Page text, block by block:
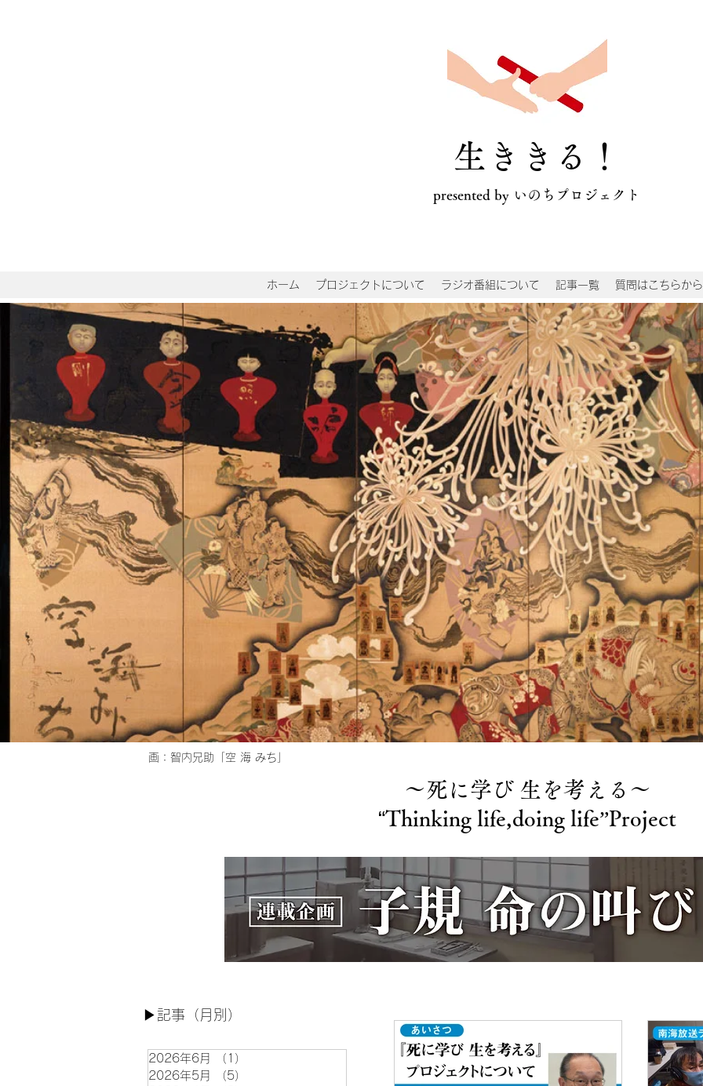
​生ききる！
presented by いのちプロジェクト
ホーム プロジェクトについて ラジオ番組について 記事一覧 質問はこちらから
画：​智内兄助「空 海 みち」
〜死に学び 生を考える〜
“Thinking life,doing life”Project
▶︎記事（月別）
2026年6月 （1）
2026年5月
（5）